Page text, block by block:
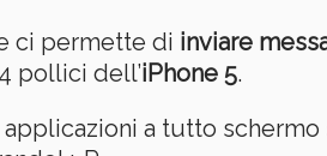
ci permette di inviare
pollici dell’iPhone 5.
a tutto schermo